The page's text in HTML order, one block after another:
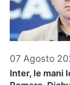
07 Agosto
Inter, le mani